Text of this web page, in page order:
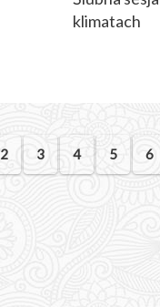
klimatach
2 3 4 5 6